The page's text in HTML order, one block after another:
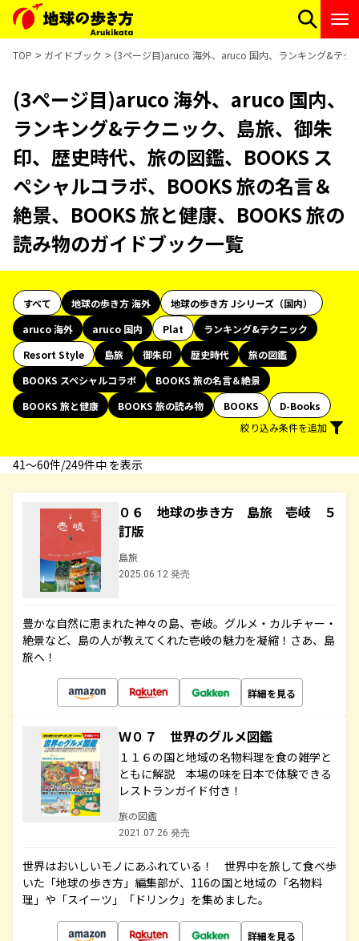
TOP ガイドブック (3ページ目)aruco 海外、aruco 国内、ランキング&テク
(3ページ目)aruco 海外、aruco 国内、
ランキング&テクニック、島旅、御朱
印、歴史時代、旅の図鑑、BOOKS ス
ペシャルコラボ、BOOKS 旅の名言＆
絶景、BOOKS 旅と健康、BOOKS 旅の
読み物のガイドブック一覧
すべて 地球の歩き方 海外
地球の歩き方 Jシリーズ（国内）
aruco 海外
aruco 国内 Plat
ランキング&テクニック
Resort Style
島旅 御朱印 歴史時代
旅の図鑑
BOOKS スペシャルコラボ
BOOKS 旅の名言＆絶景
BOOKS 旅と健康
BOOKS 旅の読み物 BOOKS
D-Books
絞り込み条件を追加
41〜60件/249件中 を表示
０６ 地球の歩き方 島旅 壱岐 ５
訂版
島旅
2025.06.12 発売
豊かな自然に恵まれた神々の島、壱岐。グルメ・カルチャー・
絶景など、島の人が教えてくれた壱岐の魅力を凝縮！さあ、島
旅へ！
詳細を見る
Ｗ０７ 世界のグルメ図鑑
１１６の国と地域の名物料理を食の雑学と
ともに解説 本場の味を日本で体験できる
レストランガイド付き！
旅の図鑑
2021.07.26 発売
世界はおいしいモノにあふれている！ 世界中を旅して食べ歩
いた「地球の歩き方」編集部が、116の国と地域の「名物料
理」や「スイーツ」「ドリンク」を集めました。
詳細を見る